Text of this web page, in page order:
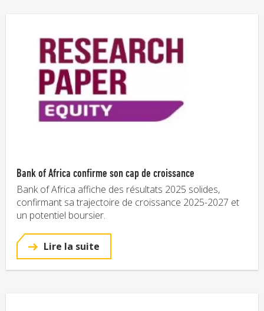
Bank of Africa confirme son cap de croissance
Bank of Africa affiche des résultats 2025 solides,
confirmant sa trajectoire de croissance 2025-2027 et
un potentiel boursier.
Lire la suite